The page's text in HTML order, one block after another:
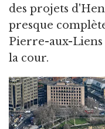
des projets
presque
Pierre-aux-
la cour.